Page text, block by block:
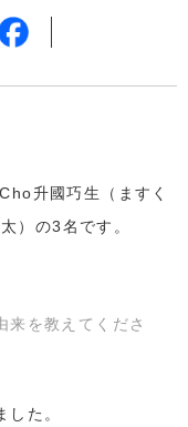
升國巧生（ますく
）の3名です。
来を教えてくださ
た。